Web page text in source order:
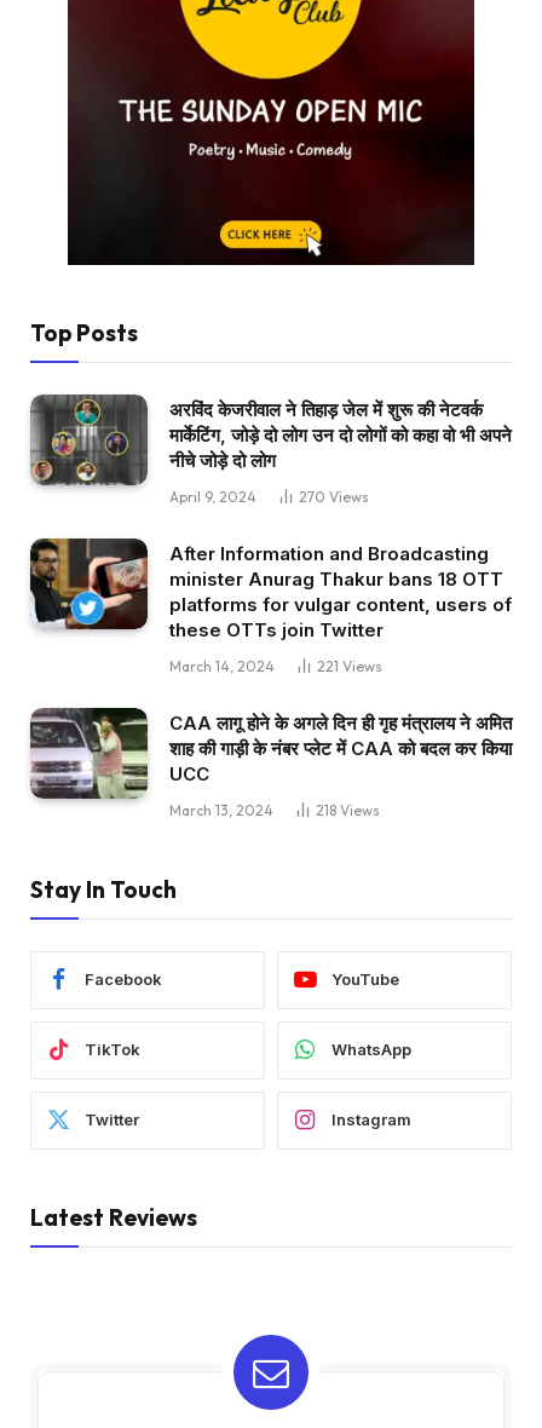
Top Posts
अरविंद केजरीवाल ने तिहाड़ जेल में शुरू की नेटवर्क
मार्केटिंग, जोड़े दो लोग उन दो लोगों को कहा वो भी अपने
नीचे जोड़े दो लोग
April 9, 2024 270 Views
After Information and Broadcasting
minister Anurag Thakur bans 18 OTT
platforms for vulgar content, users of
these OTTs join Twitter
March 14, 2024 221 Views
CAA लागू होने के अगले दिन ही गृह मंत्रालय ने अमित
शाह की गाड़ी के नंबर प्लेट में CAA को बदल कर किया
UCC
March 13, 2024 218 Views
Stay In Touch
Facebook YouTube
TikTok WhatsApp
Twitter Instagram
Latest Reviews